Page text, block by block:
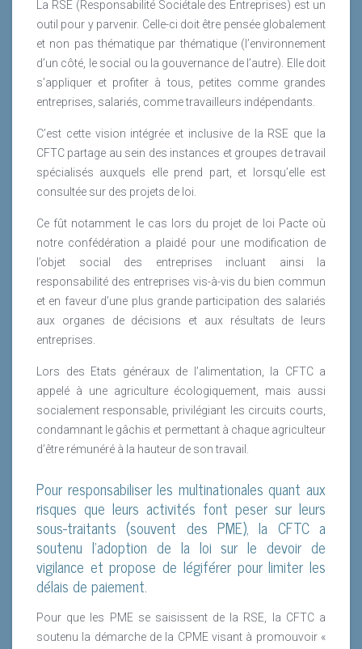
nombre d’entreprises conduisent leur politique RSE de
façon professionnelle et éthique.
Lire la suite
La RSE (Responsabilité Sociétale des Entreprises) est un
outil pour y parvenir. Celle-ci doit être pensée globalement
et non pas thématique par thématique (l’environnement
d’un côté, le social ou la gouvernance de l’autre). Elle doit
s’appliquer et profiter à tous, petites comme grandes
entreprises, salariés, comme travailleurs indépendants.
C’est cette vision intégrée et inclusive de la RSE que la
CFTC partage au sein des instances et groupes de travail
spécialisés auxquels elle prend part, et lorsqu’elle est
consultée sur des projets de loi.
Ce fût notamment le cas lors du projet de loi Pacte où
notre confédération a plaidé pour une modification de
l’objet social des entreprises incluant ainsi la
responsabilité des entreprises vis-à-vis du bien commun
et en faveur d’une plus grande participation des salariés
aux organes de décisions et aux résultats de leurs
entreprises.
Lors des Etats généraux de l’alimentation, la CFTC a
appelé à une agriculture écologiquement, mais aussi
socialement responsable, privilégiant les circuits courts,
condamnant le gâchis et permettant à chaque agriculteur
d’être rémunéré à la hauteur de son travail.
Pour responsabiliser les multinationales quant aux
risques que leurs activités font peser sur leurs
sous-traitants (souvent des PME), la CFTC a
soutenu l’adoption de la loi sur le devoir de
vigilance et propose de légiférer pour limiter les
délais de paiement.
Pour que les PME se saisissent de la RSE, la CFTC a
soutenu la démarche de la CPME visant à promouvoir «